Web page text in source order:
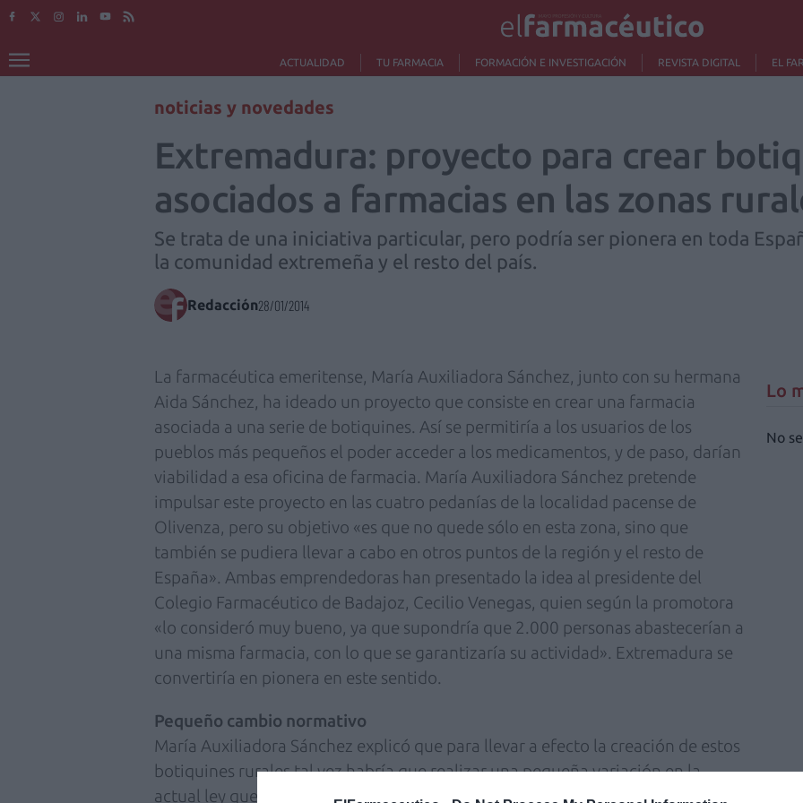
ACTUALIDAD TU FARMACIA FORMACIÓN E INVESTIGACIÓN REVISTA DIGITAL EL
noticias y novedades
Extremadura: proyecto para crear
asociados a farmacias en las zonas
Se trata de una iniciativa particular, pero podría ser pionera en toda
la comunidad extremeña y el resto del país.
Redacción28/01/2014
La farmacéutica emeritense, María Auxiliadora Sánchez, junto con su hermana
Aida Sánchez, ha ideado un proyecto que consiste en crear una farmacia
asociada a una serie de botiquines. Así se permitiría a los usuarios de los
pueblos más pequeños el poder acceder a los medicamentos, y de paso, darían
viabilidad a esa oficina de farmacia. María Auxiliadora Sánchez pretende
impulsar este proyecto en las cuatro pedanías de la localidad pacense de
Olivenza, pero su objetivo «es que no quede sólo en esta zona, sino que
también se pudiera llevar a cabo en otros puntos de la región y el resto de
España». Ambas emprendedoras han presentado la idea al presidente del
Colegio Farmacéutico de Badajoz, Cecilio Venegas, quien según la promotora
«lo consideró muy bueno, ya que supondría que 2.000 personas abastecerían a
una misma farmacia, con lo que se garantizaría su actividad». Extremadura se
convertiría en pionera en este sentido.
Pequeño cambio normativo
María Auxiliadora Sánchez explicó que para llevar a efecto la creación de estos
botiquines rurales tal vez habría que realizar una pequeña variación en la
actual ley que regula estos establecimientos. La farmacéutica ya ha
Lo
No